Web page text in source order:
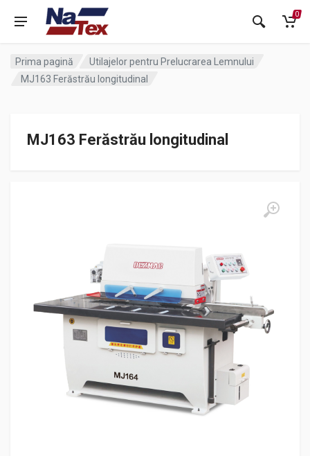
0
Prima pagină
Utilajelor pentru Prelucrarea Lemnului
MJ163 Ferăstrău longitudinal
MJ163 Ferăstrău longitudinal